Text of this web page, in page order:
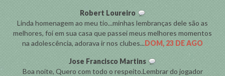
Robert Loureiro
Linda homenagem ao meu tio...minhas lembranças dele são as
melhores, foi em sua casa que passei meus melhores momentos
na adolescência, adorava ir nos clubes...DOM, 23 DE AGO
Jose Francisco Martins
Boa noite, Quero com todo o respeito.Lembrar do jogador